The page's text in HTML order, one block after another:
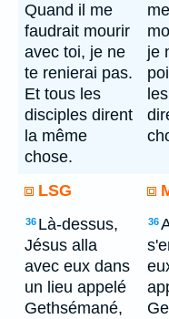
Quand il me
faudrait mourir
avec toi, je ne
te renierai pas.
Et tous les
disciples dirent
la même
chose.
je
LSG
36 Là-dessus,
Jésus alla
avec eux dans
un lieu appelé
Gethsémané,
36